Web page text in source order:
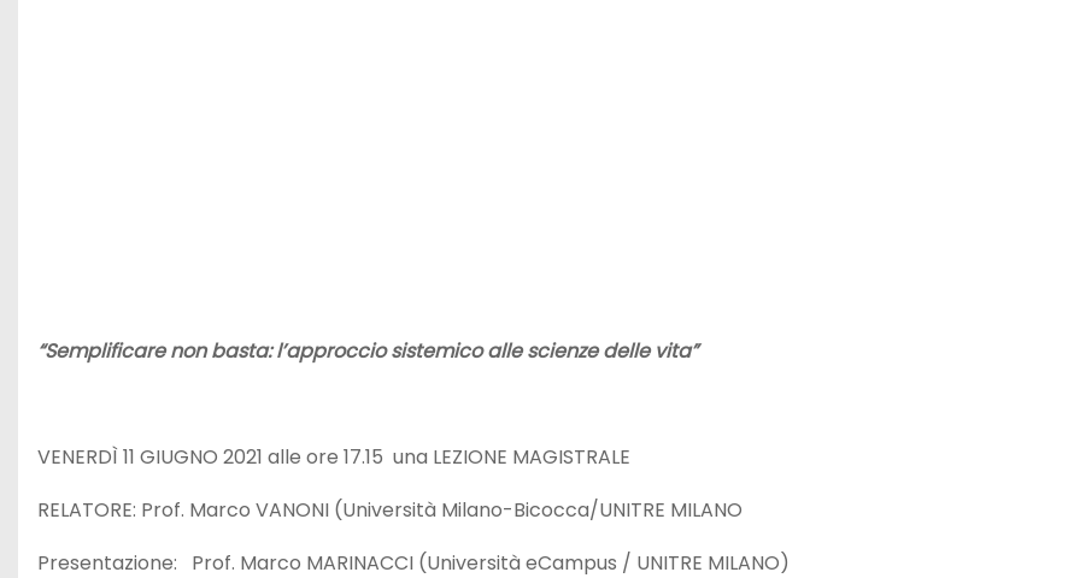
“Semplificare non basta: l’approccio sistemico alle scienze delle vita”
VENERDÌ 11 GIUGNO 2021 alle ore 17.15 una LEZIONE MAGISTRALE
RELATORE: Prof. Marco VANONI (Università Milano-Bicocca/UNITRE MILANO
Presentazione: Prof. Marco MARINACCI (Università eCampus / UNITRE MILANO)